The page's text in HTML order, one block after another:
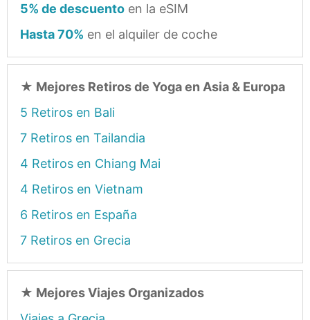
5% de descuento en la eSIM
Hasta 70% en el alquiler de coche
★ Mejores Retiros de Yoga en Asia & Europa
5 Retiros en Bali
7 Retiros en Tailandia
4 Retiros en Chiang Mai
4 Retiros en Vietnam
6 Retiros en España
7 Retiros en Grecia
★ Mejores Viajes Organizados